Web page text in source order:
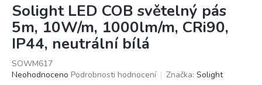
Solight LED COB světelný pás
5m, 10W/m, 1000lm/m, CRi90,
IP44, neutrální bílá
SOWM617
Průměrné
Neohodnoceno Podrobnosti hodnocení Značka: Solight